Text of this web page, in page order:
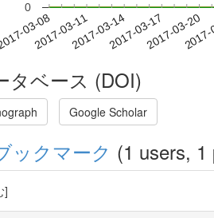
03-08
2017-03-112017-03-142017-03-172017-03-20
0
タベース (DOI)
Google Scholar
ックマーク (1 users, 1
]